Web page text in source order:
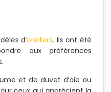
d’oreillers. Ils ont été
aux préférences
et de duvet d’oie ou